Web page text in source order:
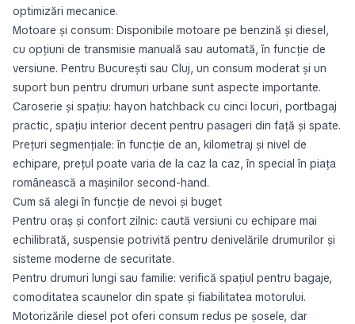
optimizări mecanice.
Motoare și consum: Disponibile motoare pe benzină și diesel,
cu opțiuni de transmisie manuală sau automată, în funcție de
versiune. Pentru București sau Cluj, un consum moderat și un
suport bun pentru drumuri urbane sunt aspecte importante.
Caroserie și spațiu: hayon hatchback cu cinci locuri, portbagaj
practic, spațiu interior decent pentru pasageri din față și spate.
Prețuri segmențiale: în funcție de an, kilometraj și nivel de
echipare, prețul poate varia de la caz la caz, în special în piața
românească a mașinilor second-hand.
Cum să alegi în funcție de nevoi și buget
Pentru oraș și confort zilnic: caută versiuni cu echipare mai
echilibrată, suspensie potrivită pentru denivelările drumurilor și
sisteme moderne de securitate.
Pentru drumuri lungi sau familie: verifică spațiul pentru bagaje,
comoditatea scaunelor din spate și fiabilitatea motorului.
Motorizările diesel pot oferi consum redus pe șosele, dar